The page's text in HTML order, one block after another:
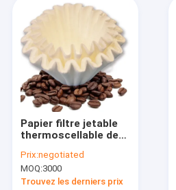
Papiers filtre de café
Filtre de café en forme de V
Filtre de café de cône
Filtre de café de panier
Filtre de café de Chemex
Papier filtre jetable
thermoscellable de
millimètre
Prix:negotiated
MOQ:3000
Trouvez les derniers prix